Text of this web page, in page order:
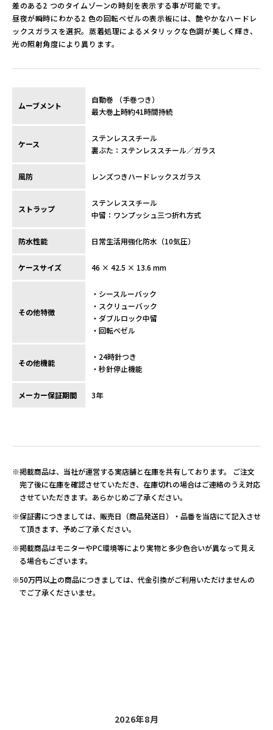
差のある2 つのタイムゾーンの時刻を表示する事が可能です。
昼夜が瞬時にわかる2 色の回転ベゼルの表示板には、艶やかなハードレ
ックスガラスを選択。蒸着処理によるメタリックな色調が美しく輝き、
光の照射角度により異ります。
ムーブメント
自動巻 （手巻つき）
最大巻上時約41時間持続
ケース
ステンレススチール
裏ぶた：ステンレススチール／ガラス
風防 レンズつきハードレックスガラス
ストラップ
ステンレススチール
中留：ワンプッシュ三つ折れ方式
防水性能 日常生活用強化防水（10気圧）
ケースサイズ 46 × 42.5 × 13.6 mm
その他特徴
・シースルーバック
・スクリューバック
・ダブルロック中留
・回転ベゼル
その他機能
・24時針つき
・秒針停止機能
メーカー保証期間 3年
※掲載商品は、当社が運営する実店舗と在庫を共有しております。 ご注文
完了後に在庫を確認させていただき、在庫切れの場合はご連絡のうえ対応
させていただきます。あらかじめご了承ください。
※保証書につきましては、販売日（商品発送日）・品番を当店にて記入させ
て頂きます、予めご了承ください。
※掲載商品はモニターやPC環境等により実物と多少色合いが異なって見え
る場合もございます。
※50万円以上の商品につきましては、代金引換がご利用いただけませんの
でご了承くださいませ。
2026年8月